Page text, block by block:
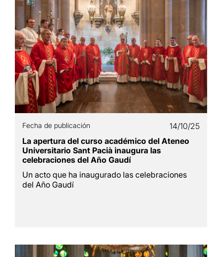
Fecha de publicación
14/10/25
La apertura del curso académico del Ateneo
Universitario Sant Pacià inaugura las
celebraciones del Año Gaudí
Un acto que ha inaugurado las celebraciones
del Año Gaudí